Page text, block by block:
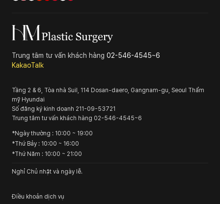
Trung tâm tư vấn khách hàng 02-546-4545~6
KakaoTalk
Tầng 2 & 6, Tòa nhà Suil, 114 Dosan-daero, Gangnam-gu, Seoul Thẩm
mỹ Hyundai
Số đăng ký kinh doanh 211-09-53721
Trung tâm tư vấn khách hàng 02-546-4545~6
*Ngày thường : 10:00 ~ 19:00
*Thứ Bảy : 10:00 ~ 16:00
*Thứ Năm : 10:00 ~ 21:00
Nghỉ Chủ nhật và ngày lễ.
Điều khoản dịch vụ